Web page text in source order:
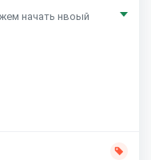
начать нвоый